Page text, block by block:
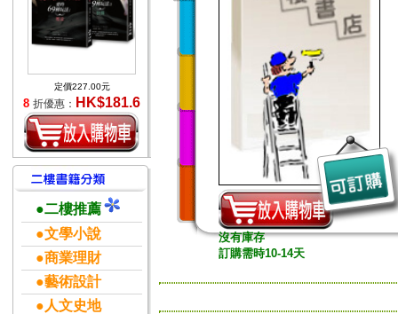
定價227.00元
8 折優惠： HK$181.6
●二樓推薦
●文學小說
●商業理財
●藝術設計
●人文史地
沒有庫存
訂購需時10-14天